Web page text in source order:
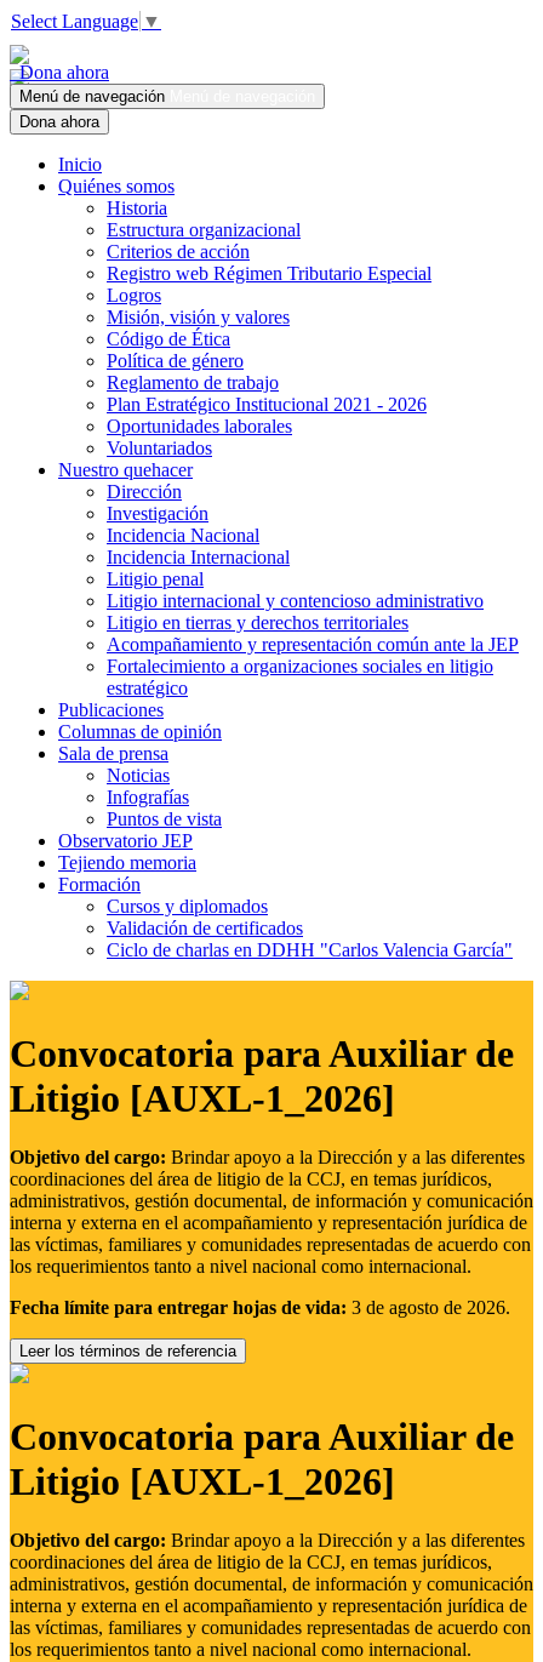
Select Language ▼
Dona ahora
Menú de navegación
Dona ahora
Inicio
Quiénes somos
Historia
Estructura organizacional
Criterios de acción
Registro web Régimen Tributario Especial
Logros
Misión, visión y valores
Código de Ética
Política de género
Reglamento de trabajo
Plan Estratégico Institucional 2021 - 2026
Oportunidades laborales
Voluntariados
Nuestro quehacer
Dirección
Investigación
Incidencia Nacional
Incidencia Internacional
Litigio penal
Litigio internacional y contencioso administrativo
Litigio en tierras y derechos territoriales
Acompañamiento y representación común ante la JEP
Fortalecimiento a organizaciones sociales en litigio
estratégico
Publicaciones
Columnas de opinión
Sala de prensa
Noticias
Infografías
Puntos de vista
Observatorio JEP
Tejiendo memoria
Formación
Cursos y diplomados
Validación de certificados
Ciclo de charlas en DDHH "Carlos Valencia García"
Convocatoria para Auxiliar de
Litigio [AUXL-1_2026]
Objetivo del cargo: Brindar apoyo a la Dirección y a las diferentes
coordinaciones del área de litigio de la CCJ, en temas jurídicos,
administrativos, gestión documental, de información y comunicación
interna y externa en el acompañamiento y representación jurídica de
las víctimas, familiares y comunidades representadas de acuerdo con
los requerimientos tanto a nivel nacional como internacional.
Fecha límite para entregar hojas de vida: 3 de agosto de 2026.
Leer los términos de referencia
Convocatoria para Auxiliar de
Litigio [AUXL-1_2026]
Objetivo del cargo: Brindar apoyo a la Dirección y a las diferentes
coordinaciones del área de litigio de la CCJ, en temas jurídicos,
administrativos, gestión documental, de información y comunicación
interna y externa en el acompañamiento y representación jurídica de
las víctimas, familiares y comunidades representadas de acuerdo con
los requerimientos tanto a nivel nacional como internacional.